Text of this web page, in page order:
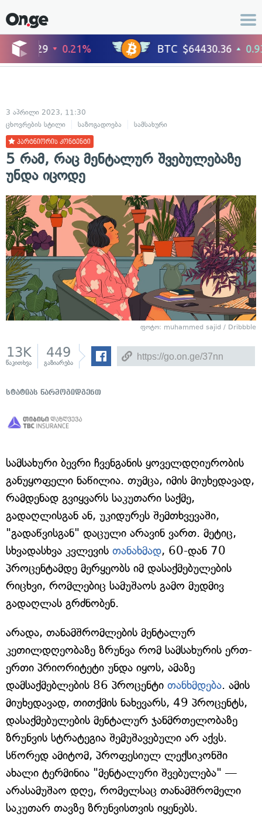
3 აპრილი 2023, 11:30
ცხოვრების სტილი
საზოგადოება სამსახური
პარტნიორის კონტენტი
5 რამ, რაც მენტალურ შვებულებაზე
უნდა იცოდე
ფოტო: muhammed sajid / Dribbble
13K
წაკითხვა
449
გაზიარება
სტატიას წარმოგიდგენთ
სამსახური ბევრი ჩვენგანის ყოველდღიურობის
განუყოფელი ნაწილია. თუმცა, იმის მიუხედავად,
რამდენად გვიყვარს საკუთარი საქმე,
გადაღლისგან ან, უკიდურეს შემთხვევაში,
"გადაწვისგან" დაცული არავინ ვართ. მეტიც,
სხვადასხვა კვლევის თანახმად, 60-დან 70
პროცენტამდე მერყეობს იმ დასაქმებულების
რიცხვი, რომლებიც სამუშაოს გამო მუდმივ
გადაღლას გრძნობენ.
არადა, თანამშრომლების მენტალურ
კეთილდღეობაზე ზრუნვა რომ სამსახურის ერთ-
ერთი პრიორიტეტი უნდა იყოს, ამაზე
დამსაქმებლების 86 პროცენტი თანხმდება. ამის
მიუხედავად, თითქმის ნახევარს, 49 პროცენტს,
დასაქმებულების მენტალურ ჯანმრთელობაზე
ზრუნვის სტრატეგია შემუშავებული არ აქვს.
სწორედ ამიტომ, პროფესიულ ლექსიკონში
ახალი ტერმინია "მენტალური შვებულება" —
არასამუშაო დღე, რომელსაც თანამშრომელი
საკუთარ თავზე ზრუნვისთვის იყენებს.